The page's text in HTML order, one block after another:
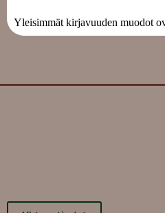
Yleisimmät kirjavuuden muodot